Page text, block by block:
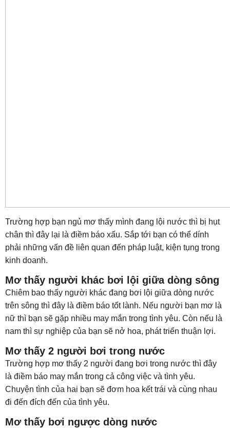
Trường hợp bạn ngủ mơ thấy mình đang lội nước thì bị hụt
chân thì đây lại là điềm báo xấu. Sắp tới bạn có thể dính
phải những vấn đề liên quan đến pháp luật, kiện tụng trong
kinh doanh.
Mơ thấy người khác bơi lội giữa dòng sông
Chiêm bao thấy người khác đang bơi lội giữa dòng nước
trên sông thì đây là điềm báo tốt lành. Nếu người bạn mơ là
nữ thì bạn sẽ gặp nhiều may mắn trong tình yêu. Còn nếu là
nam thì sự nghiệp của bạn sẽ nở hoa, phát triển thuận lợi.
Mơ thấy 2 người bơi trong nước
Trường hợp mơ thấy 2 người đang bơi trong nước thì đây
là điềm báo may mắn trong cả công việc và tình yêu.
Chuyện tình của hai bạn sẽ đơm hoa kết trái và cùng nhau
đi đến đích đến của tình yêu.
Mơ thấy bơi ngược dòng nước